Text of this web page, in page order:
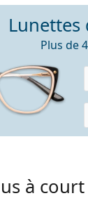
Plus de
à